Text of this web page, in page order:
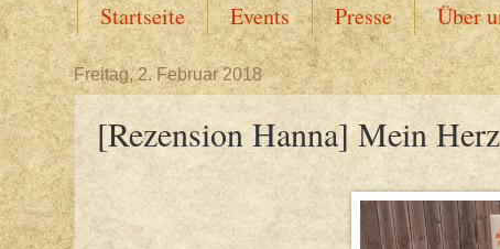
Startseite Events Presse Über
Freitag, 2. Februar 2018
[Rezension Hanna] Mein